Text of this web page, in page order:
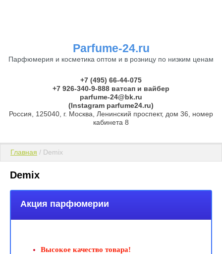
Parfume-24.ru
Парфюмерия и косметика оптом и в розницу по низким ценам
+7 (495) 66-44-075
+7 926-340-9-888 ватсап и вайбер
parfume-24@bk.ru
(Instagram parfume24.ru)
Россия, 125040, г. Москва, Ленинский проспект, дом 36, номер
кабинета 8
Главная / Demix
Demix
Акция парфюмерии
Высокое качество товара!